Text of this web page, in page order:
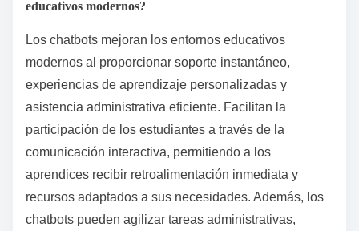
educativos modernos?
Los chatbots mejoran los entornos educativos
modernos al proporcionar soporte instantáneo,
experiencias de aprendizaje personalizadas y
asistencia administrativa eficiente. Facilitan la
participación de los estudiantes a través de la
comunicación interactiva, permitiendo a los
aprendices recibir retroalimentación inmediata y
recursos adaptados a sus necesidades. Además, los
chatbots pueden agilizar tareas administrativas,